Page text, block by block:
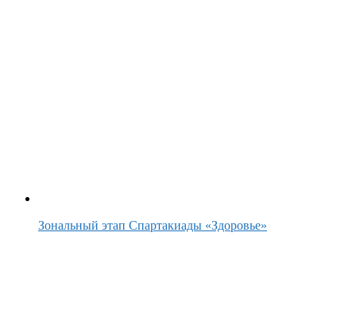
Зональный этап Спартакиады «Здоровье»